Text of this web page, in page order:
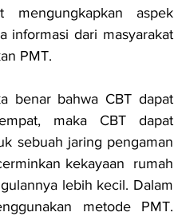
aspek
informasi dari masyarakat
PMT.
benar bahwa CBT dapat
maka CBT dapat
sebuah jaring pengaman
kekayaan  rumah
lebih kecil. Dalam
metode PMT.